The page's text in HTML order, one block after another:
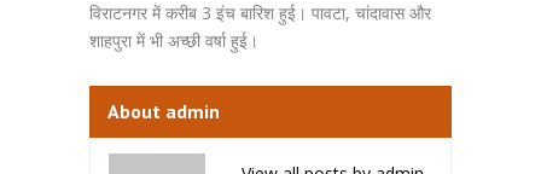
विराटनगर में करीब 3 इंच बारिश हुई। पावटा, चांदावास और
शाहपुरा में भी अच्छी वर्षा हुई।
About admin